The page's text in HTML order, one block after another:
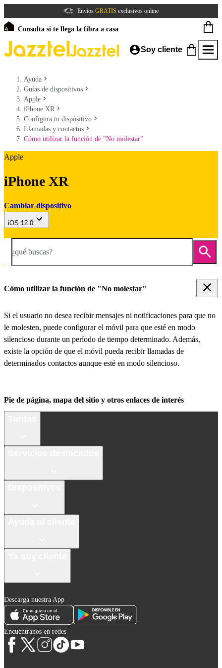
Envíos GRATIS exclusivos online
Consulta si te llega la fibra a casa
Soy cliente
Ayuda
Guías de dispositivos
Apple
iPhone XR
Configura tu dispositivo
Llamadas y contactos
Cómo utilizar la función de "No molestar"
Apple
iPhone XR
Cambiar dispositivo
iOS 12.0
¿qué buscas?
Cómo utilizar la función de "No molestar"
Si el usuario no desea recibir mensajes ni notificaciones para que no
le molesten, puede configurar el móvil para que esté en modo
silencioso durante un período de tiempo determinado. Además,
existe la opción de que el móvil pueda recibir llamadas de
determinados contactos aunque esté en modo silencioso.
Pie de página, mapa del sitio y otros enlaces de interés
Descarga nuestra App
Encuéntranos en redes